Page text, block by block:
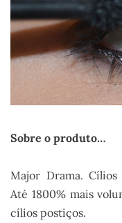
Sobre o produto…
Major Drama.
Até 1800% mais
cílios postiços.